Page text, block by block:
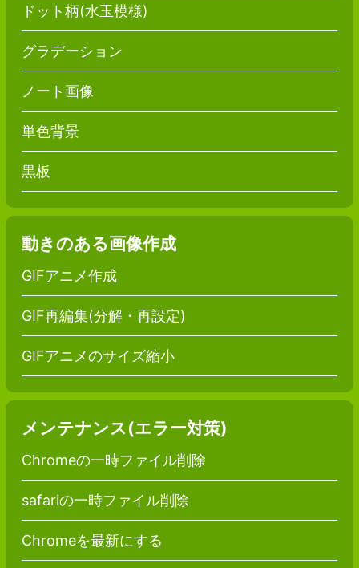
ドット柄(水玉模様)
グラデーション
ノート画像
単色背景
黒板
動きのある画像作成
GIFアニメ作成
GIF再編集(分解・再設定)
GIFアニメのサイズ縮小
メンテナンス(エラー対策)
Chromeの一時ファイル削除
safariの一時ファイル削除
Chromeを最新にする